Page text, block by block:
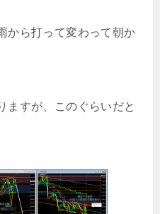
から打って変わって朝か
ますが、このぐらいだと